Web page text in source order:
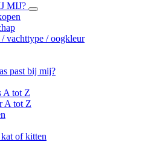
MIJ?
vachttype / oogkleur
past bij mij?
A tot Z
A tot Z
of kitten